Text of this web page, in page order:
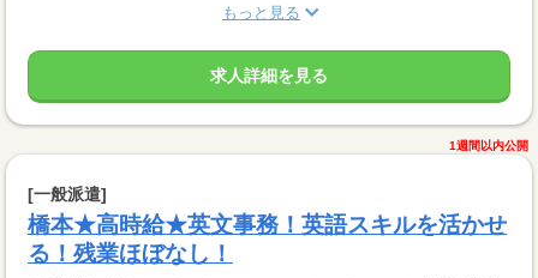
もっと見る
求人詳細を見る
1週間以内公開
[一般派遣]
橋本★高時給★英文事務！英語スキルを活かせ
る！残業ほぼなし！